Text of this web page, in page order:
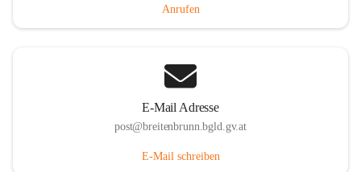
Anrufen
E-Mail Adresse
post@breitenbrunn.bgld.gv.at
E-Mail schreiben